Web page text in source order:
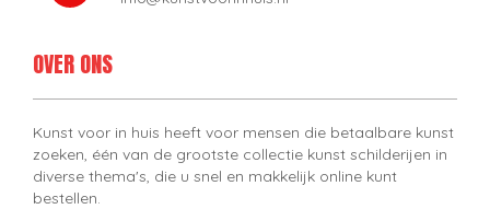
OVER ONS
Kunst voor in huis heeft voor mensen die betaalbare kunst
zoeken, één van de grootste collectie kunst schilderijen in
diverse thema's, die u snel en makkelijk online kunt
bestellen.